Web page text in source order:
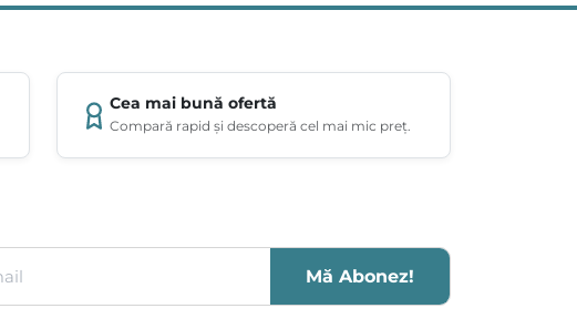
Cea mai bună ofertă
Compară rapid și descoperă cel mai mic preț.
Mă Abonez!